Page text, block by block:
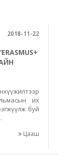
2018-11-22
их
буй
Цааш